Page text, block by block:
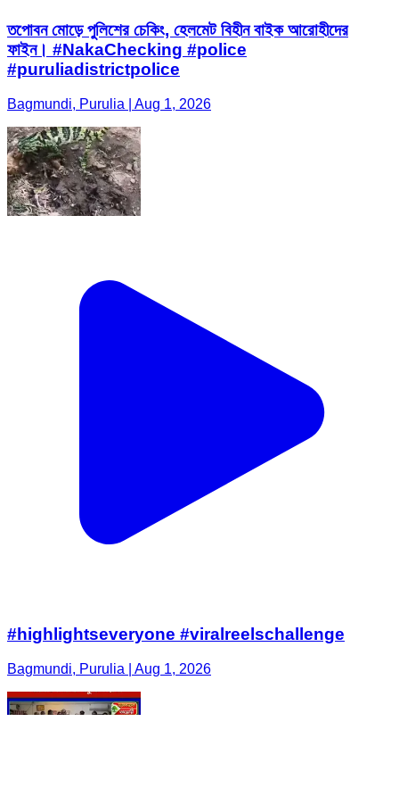
তপোবন মোড়ে পুলিশের চেকিং, হেলমেট বিহীন বাইক আরোহীদের
ফাইন। #NakaChecking #police
#puruliadistrictpolice
Bagmundi, Purulia | Aug 1, 2026
#highlightseveryone #viralreelschallenge
Bagmundi, Purulia | Aug 1, 2026